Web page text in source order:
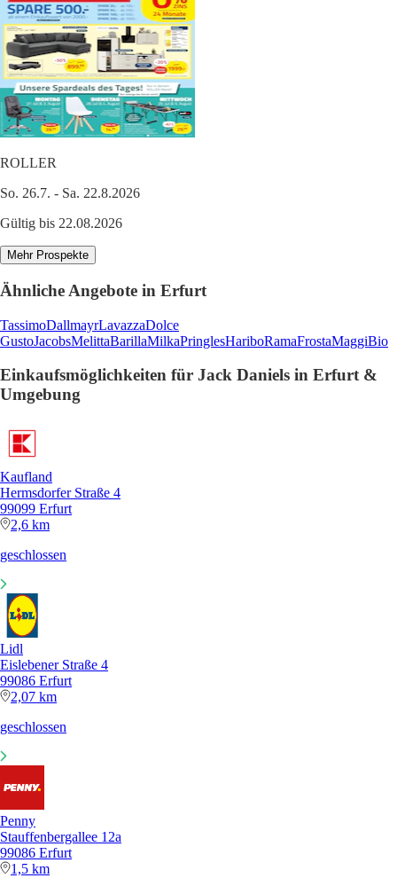
ROLLER
So. 26.7. - Sa. 22.8.2026
Gültig bis 22.08.2026
Mehr Prospekte
Ähnliche Angebote in Erfurt
TassimoDallmayrLavazzaDolce
GustoJacobsMelittaBarillaMilkaPringlesHariboRamaFrostaMaggiBio
Einkaufsmöglichkeiten für Jack Daniels in Erfurt &
Umgebung
Kaufland
Hermsdorfer Straße 4
99099 Erfurt
2,6 km
geschlossen
Lidl
Eislebener Straße 4
99086 Erfurt
2,07 km
geschlossen
Penny
Stauffenbergallee 12a
99086 Erfurt
1,5 km